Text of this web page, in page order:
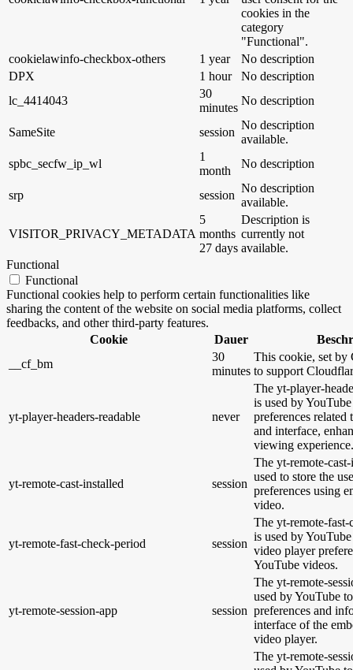
cookies in the
category
"Functional".
cookielawinfo-checkbox-others
1 year
No description
DPX
1 hour
No description
lc_4414043
30
minutes
No description
SameSite session
No description
available.
spbc_secfw_ip_wl
1
month
No description
srp session
No description
available.
VISITOR_PRIVACY_METADATA
5
months
27 days
Description is
currently not
available.
Functional
Functional
Functional cookies help to perform certain functionalities like
sharing the content of the website on social media platforms, collect
feedbacks, and other third-party features.
Cookie
Dauer
__cf_bm
30
minutes
This cookie, set by
to support
yt-player-headers-readable never
The yt-player-
is used by
preferences
and interface,
viewing experience.
yt-remote-cast-installed session
The yt-remote-
used to store the
preferences using
video.
yt-remote-fast-check-period session
The yt-remote-
is used by
video player
YouTube videos.
yt-remote-session-app session
The yt-remote-
used by YouTube
preferences and
interface of the
video player.
The yt-remote-